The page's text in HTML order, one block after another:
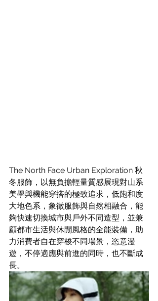
The North Face Urban Exploration 秋
冬服飾，以無負擔輕量質感展現對山系
美學與機能穿搭的極致追求，低飽和度
大地色系，象徵服飾與自然相融合，能
夠快速切換城市與戶外不同造型，並兼
顧都市生活與休閒風格的全能裝備，助
力消費者自在穿梭不同場景，恣意漫
遊，不停適應與前進的同時，也不斷成
長。